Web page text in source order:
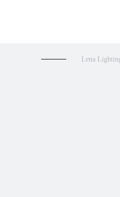
Lena